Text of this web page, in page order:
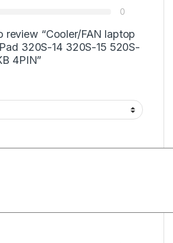
0
review “Cooler/FAN laptop
320S-14 320S-15 520S-
4PIN”